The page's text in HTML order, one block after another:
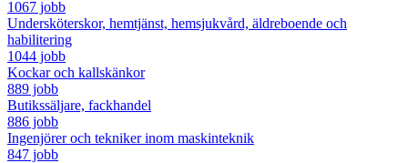
1067 jobb
Undersköterskor, hemtjänst, hemsjukvård, äldreboende och
habilitering
1044 jobb
Kockar och kallskänkor
889 jobb
Butikssäljare, fackhandel
886 jobb
Ingenjörer och tekniker inom maskinteknik
847 jobb